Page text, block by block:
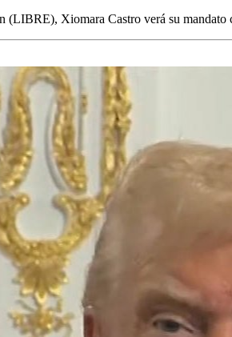
Xiomara Castro verá su